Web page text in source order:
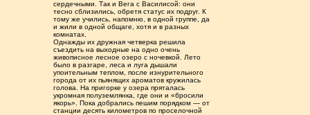
сердечными. Так и Вега с Василисой: они
тесно сблизились, обретя статус их подруг. К
тому же учились, напомню, в одной группе, да
и жили в одной общаге, хотя и в разных
комнатах.
Однажды их дружная четверка решила
съездить на выходные на одно очень
живописное лесное озеро с ночевкой. Лето
было в разгаре, леса и луга дышали
упоительным теплом, после изнурительного
города от их пьянящих ароматов кружилась
голова. На пригорке у озера пряталась
укромная полуземлянка, где они и «бросили
якорь». Пока добрались пешим порядком — от
станции десять километров по проселочной